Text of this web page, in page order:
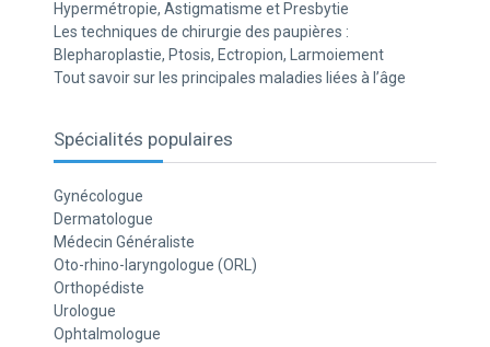
Hypermétropie, Astigmatisme et Presbytie
Les techniques de chirurgie des paupières :
Blepharoplastie, Ptosis, Ectropion, Larmoiement
Tout savoir sur les principales maladies liées à l’âge
Spécialités populaires
Gynécologue
Dermatologue
Médecin Généraliste
Oto-rhino-laryngologue (ORL)
Orthopédiste
Urologue
Ophtalmologue